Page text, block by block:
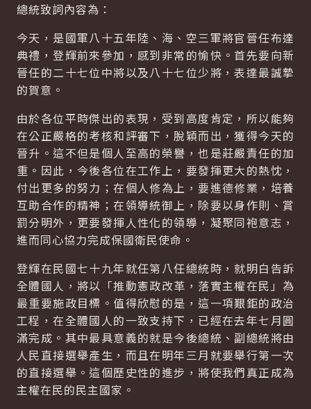
總統致詞內容為：
今天，是國軍八十五年陸、海、空三軍將官晉任布達
典禮，登輝前來參加，感到非常的愉快。首先要向新
晉任的二十七位中將以及八十七位少將，表達最誠摯
的賀意。
由於各位平時傑出的表現，受到高度肯定，所以能夠
在公正嚴格的考核和評審下，脫穎而出，獲得今天的
晉升。這不但是個人至高的榮譽，也是莊嚴責任的加
重。因此，今後各位在工作上，要發揮更大的熱忱，
付出更多的努力；在個人修為上，要進德修業，培養
互助合作的精神；在領導統御上，除要以身作則、賞
罰分明外，更要發揮人性化的領導，凝聚同袍意志，
進而同心協力完成保國衛民使命。
登輝在民國七十九年就任第八任總統時，就明白告訴
全體國人，將以「推動憲政改革，落實主權在民」為
最重要施政目標。值得欣慰的是，這一項艱鉅的政治
工程，在全體國人的一致支持下，已經在去年七月圓
滿完成。其中最具意義的就是今後總統、副總統將由
人民直接選舉產生，而且在明年三月就要舉行第一次
的直接選舉。這個歷史性的進步，將使我們真正成為
主權在民的民主國家。